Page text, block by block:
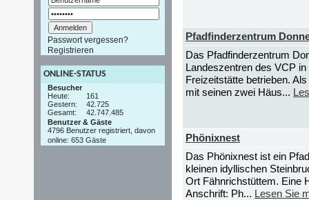
Passwort vergessen?
Registrieren
ONLINE-STATUS
Besucher
Heute:
161
Gestern:
42.725
Gesamt:
42.747.485
Benutzer & Gäste
4796 Benutzer registriert, davon
online: 653 Gäste
Pfadfinderzentrum
Das Pfadfinderzentrum
Landeszentren des VCP
Freizeitstätte betrieben.
mit seinen zwei Häus...
Phönixnest
Das Phönixnest ist ein
kleinen idyllischen
Ort Fähnrichstüttem. Eine
Anschrift: Ph... Lesen Sie